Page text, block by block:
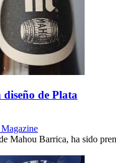
de Plata
Mahou Barrica, ha sido